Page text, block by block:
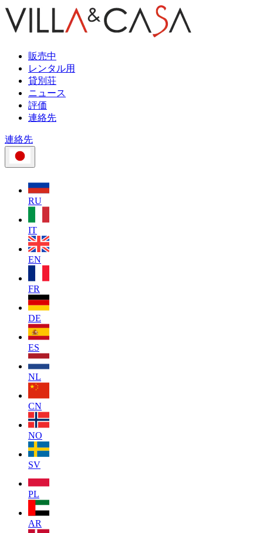
販売中
レンタル用
貸別荘
ニュース
評価
連絡先
連絡先
RU
IT
EN
FR
DE
ES
NL
CN
NO
SV
PL
AR